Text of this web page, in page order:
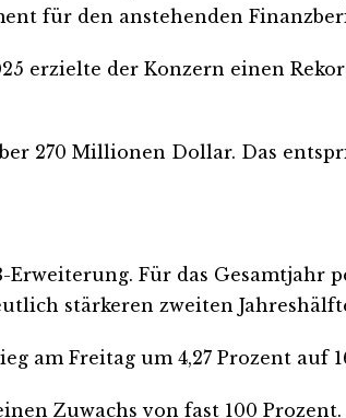
für den anstehenden
erzielte der Konzern einen
270 Millionen Dollar. Das
Für das Gesamtjahr
stärkeren zweiten
am Freitag um 4,27 Prozent auf
Zuwachs von fast 100